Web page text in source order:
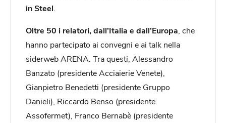
in Steel.
Oltre 50 i relatori, dall’Italia e dall’Europa, che
hanno partecipato ai convegni e ai talk nella
siderweb ARENA. Tra questi, Alessandro
Banzato (presidente Acciaierie Venete),
Gianpietro Benedetti (presidente Gruppo
Danieli), Riccardo Benso (presidente
Assofermet), Franco Bernabè (presidente